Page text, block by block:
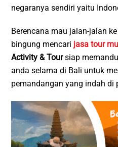
negaranya sendiri yaitu
Berencana mau jalan-jalan
bingung mencari jasa tour
Activity & Toursiap
anda selama di Bali untuk
pemandangan yang indah di